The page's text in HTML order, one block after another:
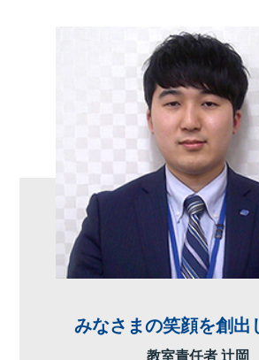
みなさまの笑顔を創出
教室責任者 辻岡